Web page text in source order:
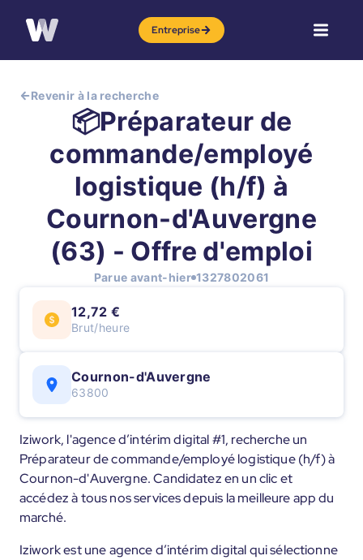
Entreprise
Revenir à la recherche
📦Préparateur de
commande/employé
logistique (h/f) à
Cournon-d'Auvergne
(63) - Offre d'emploi
Parue avant-hier 1327802061
12,72 €
Brut/heure
Cournon-d'Auvergne
63800
Iziwork, l'agence d’intérim digital #1, recherche un
Préparateur de commande/employé logistique (h/f) à
Cournon-d'Auvergne. Candidatez en un clic et
accédez à tous nos services depuis la meilleure app du
marché.
Iziwork est une agence d’intérim digital qui sélectionne